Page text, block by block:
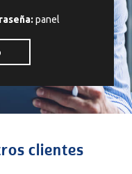
panel
clientes